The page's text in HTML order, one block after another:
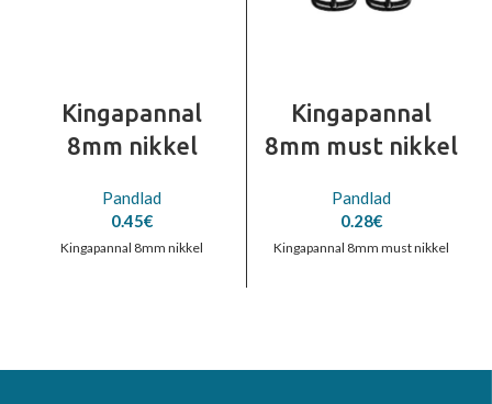
Kingapannal
8mm nikkel
Pandlad
0.45€
Kingapannal 8mm nikkel
Kingapannal
8mm must nikkel
Pandlad
0.28€
Kingapannal 8mm must nikkel